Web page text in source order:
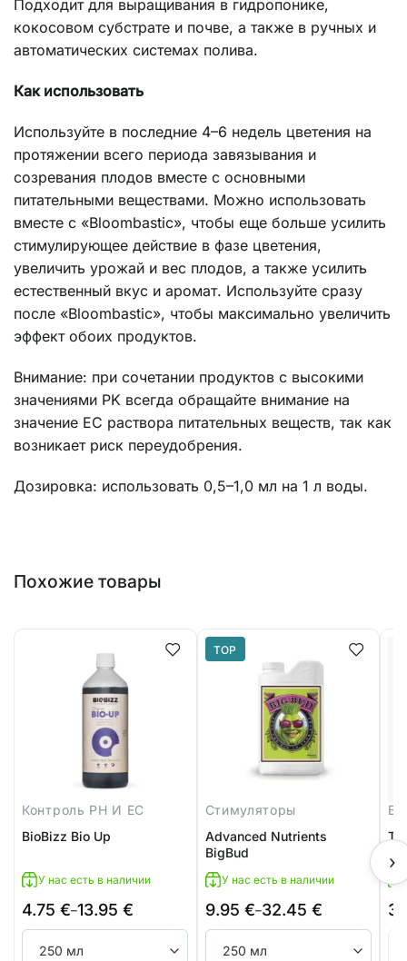
Подходит для выращивания в гидропонике,
кокосовом субстрате и почве, а также в ручных и
автоматических системах полива.
Как использовать
Используйте в последние 4–6 недель цветения на
протяжении всего периода завязывания и
созревания плодов вместе с основными
питательными веществами. Можно использовать
вместе с «Bloombastic», чтобы еще больше усилить
стимулирующее действие в фазе цветения,
увеличить урожай и вес плодов, а также усилить
естественный вкус и аромат. Используйте сразу
после «Bloombastic», чтобы максимально увеличить
эффект обоих продуктов.
Внимание: при сочетании продуктов с высокими
значениями PK всегда обращайте внимание на
значение EC раствора питательных веществ, так как
возникает риск переудобрения.
Дозировка: использовать 0,5–1,0 мл на 1 л воды.
Похожие товары
Контроль PH И EC
BioBizz Bio Up
У нас есть в наличии
4.75 €–13.95 €
Диапазон
цен:
4.75 €
TOP
Стимуляторы
Advanced Nutrients
BigBud
У нас есть в наличии
9.95 €–32.45 €
Диапазон
цен:
9.95 €
›